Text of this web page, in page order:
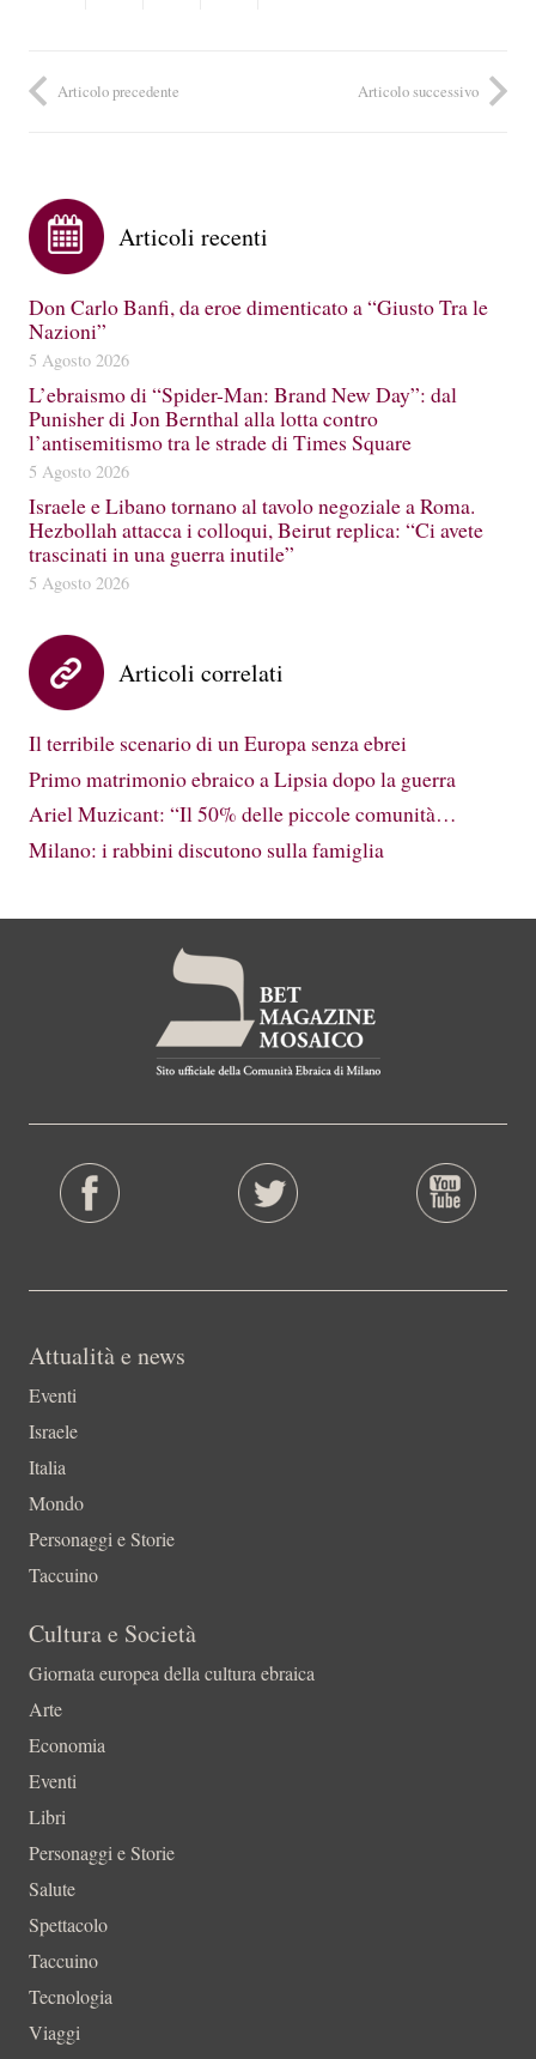
Articolo precedente Articolo successivo
Articoli recenti
Don Carlo Banfi, da eroe dimenticato a “Giusto Tra le
Nazioni”
5 Agosto 2026
L’ebraismo di “Spider-Man: Brand New Day”: dal
Punisher di Jon Bernthal alla lotta contro
l’antisemitismo tra le strade di Times Square
5 Agosto 2026
Israele e Libano tornano al tavolo negoziale a Roma.
Hezbollah attacca i colloqui, Beirut replica: “Ci avete
trascinati in una guerra inutile”
5 Agosto 2026
Articoli correlati
Il terribile scenario di un Europa senza ebrei
Primo matrimonio ebraico a Lipsia dopo la guerra
Ariel Muzicant: “Il 50% delle piccole comunità…
Milano: i rabbini discutono sulla famiglia
Attualità e news
Eventi
Israele
Italia
Mondo
Personaggi e Storie
Taccuino
Cultura e Società
Giornata europea della cultura ebraica
Arte
Economia
Eventi
Libri
Personaggi e Storie
Salute
Spettacolo
Taccuino
Tecnologia
Viaggi